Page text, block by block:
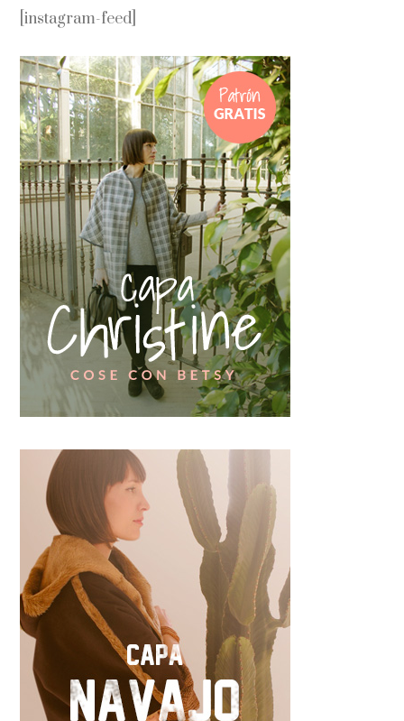
[instagram-feed]